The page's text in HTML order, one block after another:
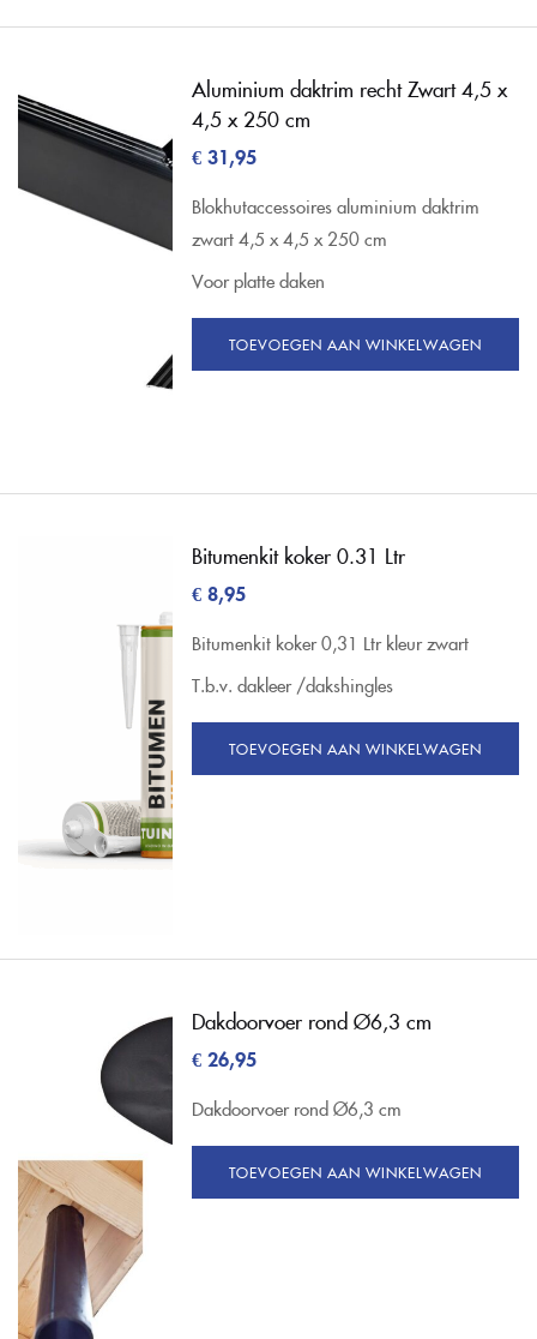
Aluminium daktrim recht Zwart 4,5 x
4,5 x 250 cm
€31,95
Blokhutaccessoires aluminium daktrim
zwart 4,5 x 4,5 x 250 cm
Voor platte daken
TOEVOEGEN AAN WINKELWAGEN
Bitumenkit koker 0.31 Ltr
€8,95
Bitumenkit koker 0,31 Ltr kleur zwart
T.b.v. dakleer /dakshingles
TOEVOEGEN AAN WINKELWAGEN
Dakdoorvoer rond Ø6,3 cm
€26,95
Dakdoorvoer rond Ø6,3 cm
TOEVOEGEN AAN WINKELWAGEN